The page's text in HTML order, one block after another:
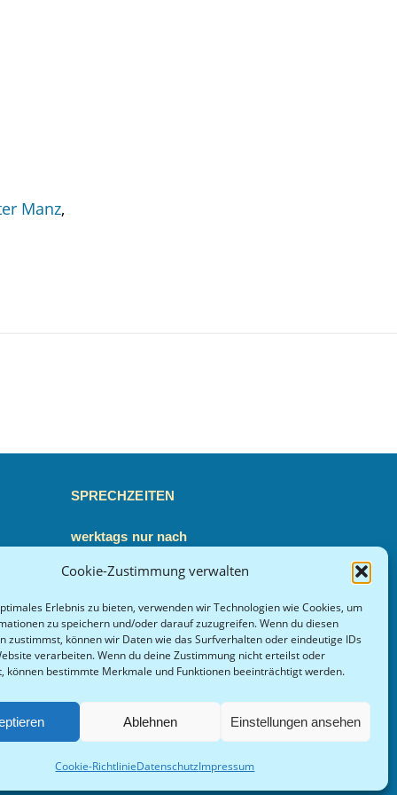
Cookie-Zustimmung verwalten
Erlebnis zu bieten, verwenden wir Technologien wie Cookies, um
zu speichern und/oder darauf zuzugreifen. Wenn du diesen
zustimmst, können wir Daten wie das Surfverhalten oder eindeutige IDs
verarbeiten. Wenn du deine Zustimmung nicht erteilst oder
können bestimmte Merkmale und Funktionen beeinträchtigt werden.
Ablehnen Einstellungen ansehen
Cookie-RichtlinieDatenschutzImpressum
Manz,
SPRECHZEITEN
werktags nur nach
Terminsuche
Anmeldebogen